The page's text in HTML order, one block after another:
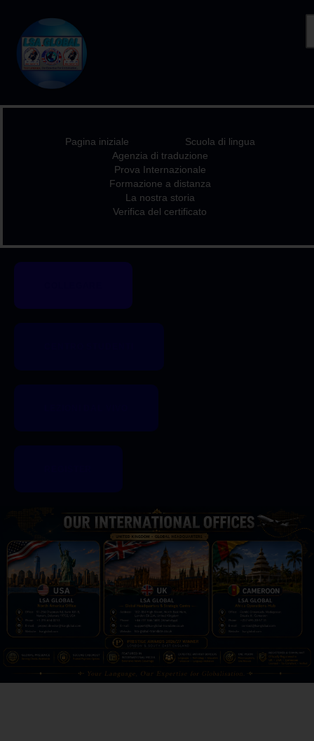
Pagina iniziale
Scuola di lingua
Agenzia di traduzione
Prova Internazionale
Formazione a distanza
La nostra storia
Verifica del certificato
PAGINA INIZIALE
SCUOLA DI LINGUA
TRADUZIONE
INTERNAZIONALE
FORMAZIONE A